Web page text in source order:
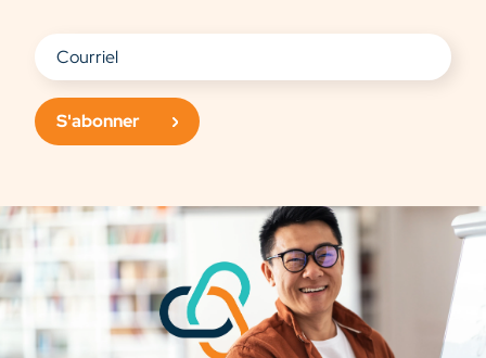
S'abonner